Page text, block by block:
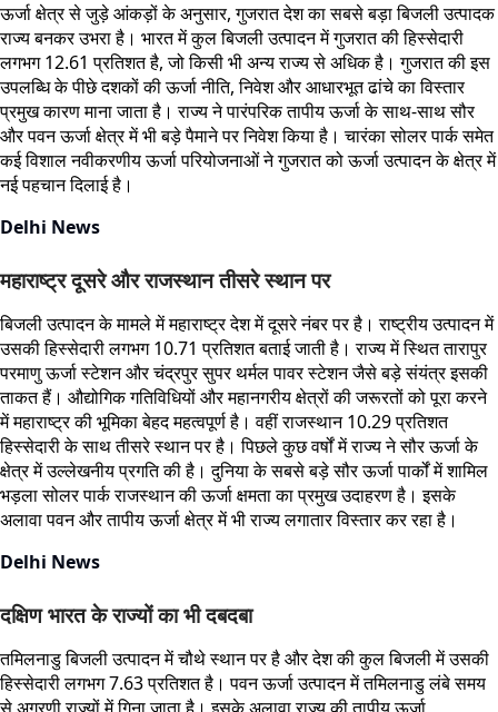
ऊर्जा क्षेत्र से जुड़े आंकड़ों के अनुसार, गुजरात देश का सबसे बड़ा बिजली उत्पादक
राज्य बनकर उभरा है। भारत में कुल बिजली उत्पादन में गुजरात की हिस्सेदारी
लगभग 12.61 प्रतिशत है, जो किसी भी अन्य राज्य से अधिक है। गुजरात की इस
उपलब्धि के पीछे दशकों की ऊर्जा नीति, निवेश और आधारभूत ढांचे का विस्तार
प्रमुख कारण माना जाता है। राज्य ने पारंपरिक तापीय ऊर्जा के साथ-साथ सौर
और पवन ऊर्जा क्षेत्र में भी बड़े पैमाने पर निवेश किया है। चारंका सोलर पार्क समेत
कई विशाल नवीकरणीय ऊर्जा परियोजनाओं ने गुजरात को ऊर्जा उत्पादन के क्षेत्र में
नई पहचान दिलाई है।
Delhi News
महाराष्ट्र दूसरे और राजस्थान तीसरे स्थान पर
बिजली उत्पादन के मामले में महाराष्ट्र देश में दूसरे नंबर पर है। राष्ट्रीय उत्पादन में
उसकी हिस्सेदारी लगभग 10.71 प्रतिशत बताई जाती है। राज्य में स्थित तारापुर
परमाणु ऊर्जा स्टेशन और चंद्रपुर सुपर थर्मल पावर स्टेशन जैसे बड़े संयंत्र इसकी
ताकत हैं। औद्योगिक गतिविधियों और महानगरीय क्षेत्रों की जरूरतों को पूरा करने
में महाराष्ट्र की भूमिका बेहद महत्वपूर्ण है। वहीं राजस्थान 10.29 प्रतिशत
हिस्सेदारी के साथ तीसरे स्थान पर है। पिछले कुछ वर्षों में राज्य ने सौर ऊर्जा के
क्षेत्र में उल्लेखनीय प्रगति की है। दुनिया के सबसे बड़े सौर ऊर्जा पार्कों में शामिल
भड़ला सोलर पार्क राजस्थान की ऊर्जा क्षमता का प्रमुख उदाहरण है। इसके
अलावा पवन और तापीय ऊर्जा क्षेत्र में भी राज्य लगातार विस्तार कर रहा है।
Delhi News
दक्षिण भारत के राज्यों का भी दबदबा
तमिलनाडु बिजली उत्पादन में चौथे स्थान पर है और देश की कुल बिजली में उसकी
हिस्सेदारी लगभग 7.63 प्रतिशत है। पवन ऊर्जा उत्पादन में तमिलनाडु लंबे समय